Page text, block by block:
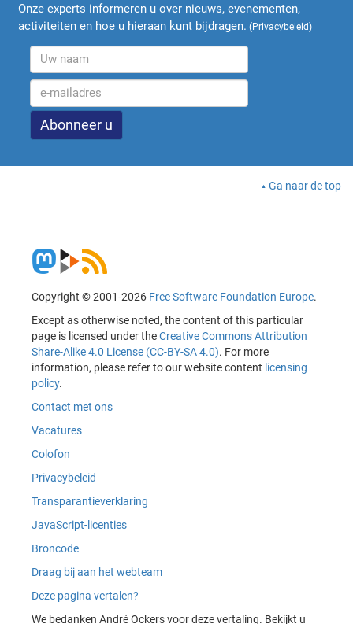
Onze experts informeren u over nieuws, evenementen,
activiteiten en hoe u hieraan kunt bijdragen. (Privacybeleid)
Ga naar de top
Copyright © 2001-2026 Free Software Foundation Europe.
Except as otherwise noted, the content of this particular
page is licensed under theCreative Commons Attribution
Share-Alike 4.0 License (CC-BY-SA 4.0). For more
information, please refer to our website content licensing
policy.
Contact met ons
Vacatures
Colofon
Privacybeleid
Transparantieverklaring
JavaScript-licenties
Broncode
Draag bij aan het webteam
Deze pagina vertalen?
We bedanken André Ockers voor deze vertaling. Bekijkt u